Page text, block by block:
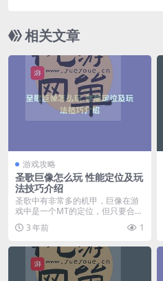
相关文章
游戏攻略
圣歌巨像怎么玩 性能定位及玩
法技巧介绍
圣歌中有非常多的机甲，巨像在游
戏中是一个MT的定位，但只要合理
操作也能打出巨额伤...
3 年前 1